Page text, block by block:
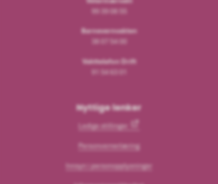
99 39 08 55
Barnevernvakten
38 07 54 00
Vakttelefon Drift
91 54 63 01
Nyttige lenker
Ledige stillinger
Personvernerlæring
Innsyn i personopplysninger